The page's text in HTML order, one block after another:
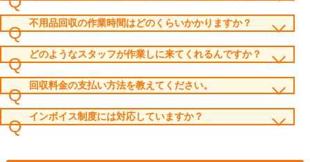
不用品回収の作業時間はどのくらいかかりますか？
どのようなスタッフが作業しに来てくれるんですか？
回収料金の支払い方法を教えてください。
インボイス制度には対応していますか？